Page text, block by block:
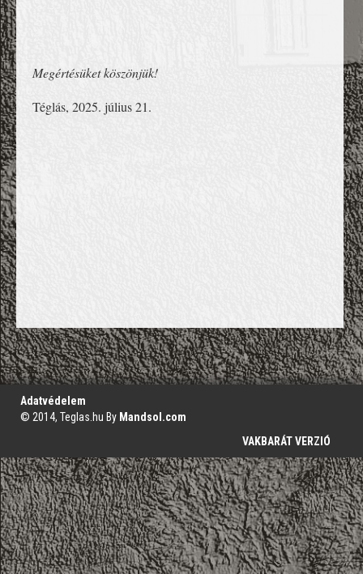
Megértésüket köszönjük!
Téglás, 2025. július 21.
';
Adatvédelem
© 2014, Teglas.hu By Mandsol.com
VAKBARÁT VERZIÓ